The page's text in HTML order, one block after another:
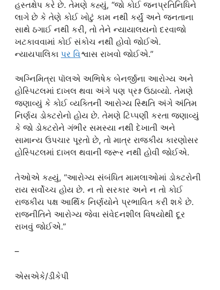
હસ્તક્ષેપ કરે છે. તેમણે કહ્યું, “જો કોઈ જનપ્રતિનિધિને
લાગે છે કે તેણે કોઈ ખોટું કામ નથી કર્યું અને જનતાના
સાથે ઠગાઈ નથી કરી, તો તેને ન્યાયાલયનો દરવાજો
ખટકાવવામાં કોઈ સંકોચ નથી હોવો જોઈએ.
ન્યાયપાલિકા પર વિશ્વાસ રાખવો જોઈએ.”
અગ્નિમિત્રા પૉલએ અભિષેક બેનર્જીના આરોગ્ય અને
હોસ્પિટલમાં દાખલ થવા અંગે પણ પ્રશ્ન ઉઠાવ્યો. તેમણે
જણાવ્યું કે કોઈ વ્યક્તિની આરોગ્ય સ્થિતિ અંગે અંતિમ
નિર્ણય ડોક્ટરોનો હોય છે. તેમણે ટિપ્પણી કરતા જણાવ્યું
કે જો ડોક્ટરોને ગંભીર સમસ્યા નથી દેખાતી અને
સામાન્ય ઉપચાર પૂરતો છે, તો માત્ર રાજકીય કારણોસર
હોસ્પિટલમાં દાખલ થવાની જરૂર નથી હોવી જોઈએ.
તેઓએ કહ્યું, “આરોગ્ય સંબંધિત મામલાઓમાં ડોક્ટરોની
રાય સર્વોચ્ચ હોય છે. ન તો સરકાર અને ન તો કોઈ
રાજકીય પક્ષ આર્થિક નિર્ણયોને પ્રભાવિત કરી શકે છે.
રાજનીતિને આરોગ્ય જેવા સંવેદનશીલ વિષયોથી દૂર
રાખવું જોઈએ.”
–
એસએકે/ડીકેપી